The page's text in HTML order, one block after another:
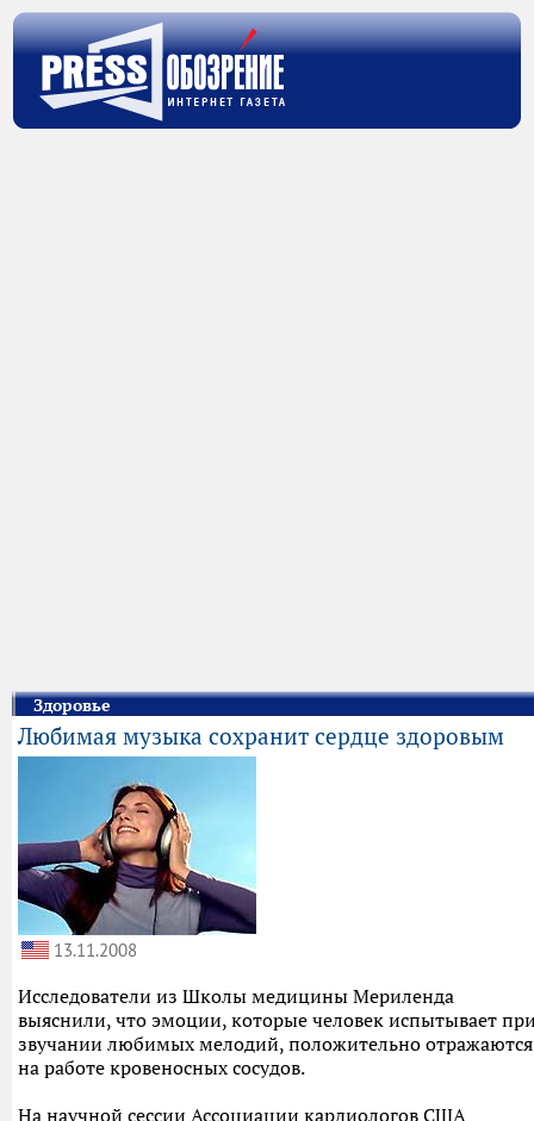
Здоровье
Любимая музыка сохранит сердце здоровым
13.11.2008
Исследователи из Школы медицины Мериленда
выяснили, что эмоции, которые человек испытывает
звучании любимых мелодий, положительно отражаются
на работе кровеносных сосудов.
На научной сессии Ассоциации кардиологов США